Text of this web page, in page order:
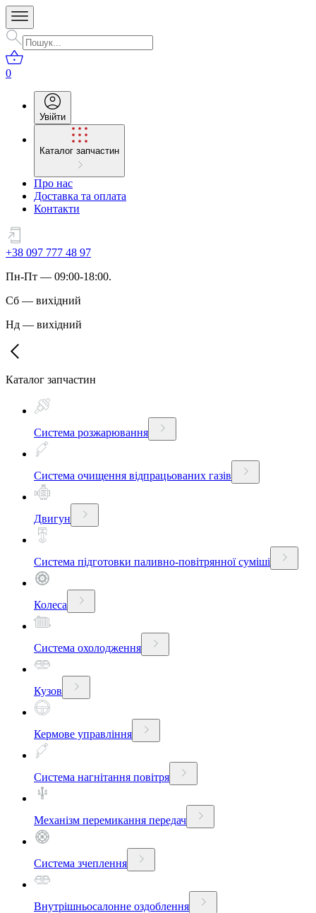
0
Увійти
Каталог запчастин
Про нас
Доставка та оплата
Контакти
+38 097 777 48 97
Пн-Пт — 09:00-18:00.
Сб — вихідний
Нд — вихідний
Каталог запчастин
Система розжарювання
Система очищення відпрацьованих газів
Двигун
Система підготовки паливно-повітрянної суміші
Колеса
Система охолодження
Кузов
Кермове управління
Система нагнітання повітря
Механізм перемикання передач
Система зчеплення
Внутрішньосалонне оздоблення